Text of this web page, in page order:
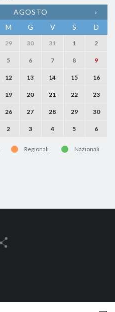
AGOSTO
›
M G V S D
29 30 31 1 2
5 6 7 8 9
12 13 14 15 16
19 20 21 22 23
26 27 28 29 30
2 3 4 5 6
Regionali Nazionali